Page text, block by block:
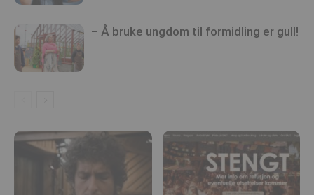
– Å bruke ungdom til formidling er gull!